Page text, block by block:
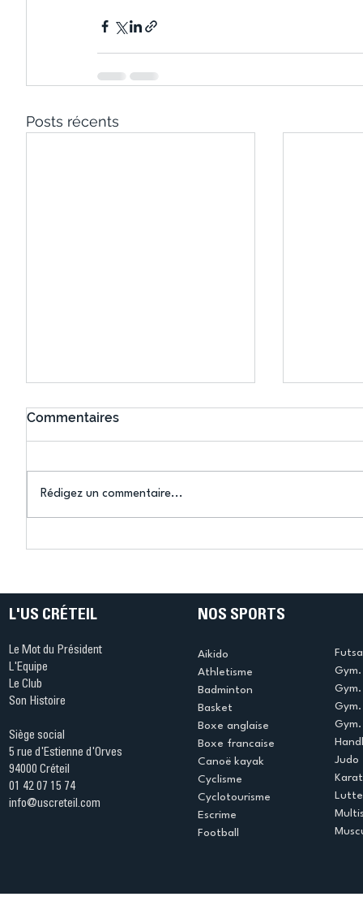
Posts récents
Ping ? Quand le tennis de
termine
Commentaires
Rédigez un commentaire...
L'US CRÉTEIL
Le Mot du Président
L'Equipe
Le Club
Son Histoire
Siège social
5 rue d'Estienne d'Orves
94000 Créteil
01 42 07 15 74
info@uscreteil.com
NOS SPORTS
Aikido
Athletisme
Badminton
Basket
Boxe anglaise
Boxe francaise
Canoë kayak
Cyclisme
Cyclotourisme
Escrime
Football
Judo
Lutte